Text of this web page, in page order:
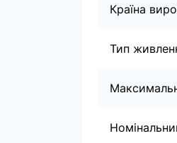
Країна
Тип